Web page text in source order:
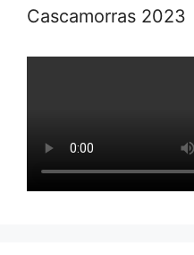
Cascamorras 2023